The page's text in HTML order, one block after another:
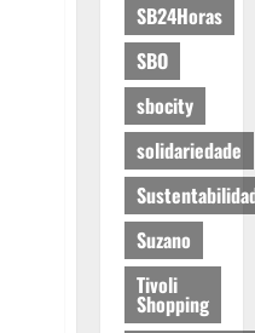
SB24Horas
SBO
sbocity
solidariedade
Suzano
Tivoli
Shopping